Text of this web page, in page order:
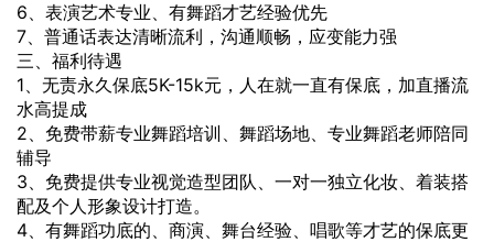
6、表演艺术专业、有舞蹈才艺经验优先
7、普通话表达清晰流利，沟通顺畅，应变能力强
三、福利待遇
1、无责永久保底5K-15k元，人在就一直有保底，加直播流
水高提成
2、免费带薪专业舞蹈培训、舞蹈场地、专业舞蹈老师陪同
辅导
3、免费提供专业视觉造型团队、一对一独立化妆、着装搭
配及个人形象设计打造。
4、有舞蹈功底的、商演、舞台经验、唱歌等才艺的保底更